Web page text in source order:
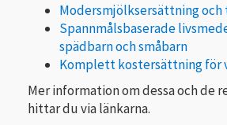
Modersmjölksersättning
Spannmålsbaserade
spädbarn och småbarn
Komplett kostersättning
Mer information om dessa och de
hittar du via länkarna.